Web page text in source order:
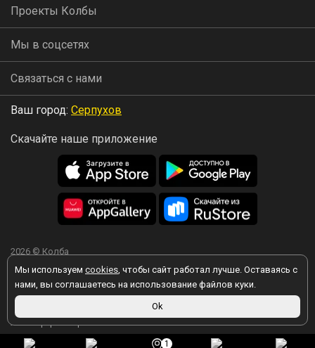
1
Мы используем cookies, чтобы сайт работал лучше. Оставаясь с
нами, вы соглашаетесь на использование файлов куки.
Ok
Проекты Колбы
Мы в соцсетях
Связаться с нами
Ваш город: Серпухов
Скачайте наше приложение
2026 © Колба
Вы принимаете условия политики в отношении обработки
персональных данных
любой форме обратной связи на сайте kolba.ru.